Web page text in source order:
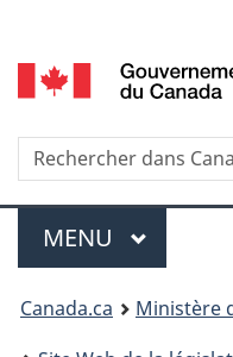
selection
Recherche
Menu
MENU PRINCIPAL
You
are
Canada.ca
Ministère